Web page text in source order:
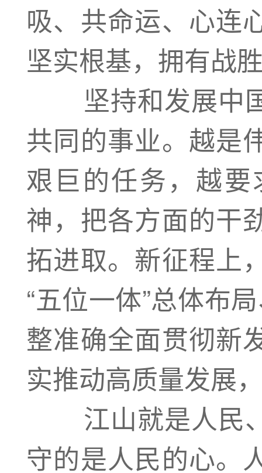
吸、共命运、心连
坚实根基，拥有战
坚持和发展中国
共同的事业。越是
艰巨的任务，越
神，把各方面的干
拓进取。新征程上
“五位一体”总体布
整准确全面贯彻新
实推动高质量发展
江山就是人民、
守的是人民的心。